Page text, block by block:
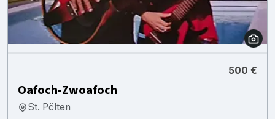
500 €
Oafoch-Zwoafoch
St. Pölten